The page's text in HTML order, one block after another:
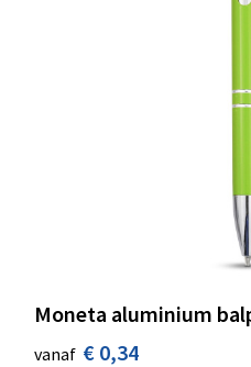
Moneta aluminium
vanaf € 0,34